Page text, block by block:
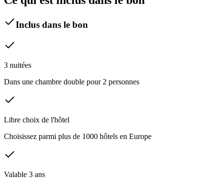
Inclus dans le bon
3 nuitées
Dans une chambre double pour 2 personnes
Libre choix de l'hôtel
Choisissez parmi plus de 1000 hôtels en Europe
Valable 3 ans